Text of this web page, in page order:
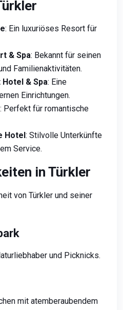
: Ein luxuriöses Resort für
& Spa: Bekannt für seinen
Familienaktivitäten.
& Spa: Eine
Einrichtungen.
: Perfekt für romantische
Hotel : Stilvolle Unterkünfte
Service.
in Türkler
von Türkler und seiner
und Picknicks.
mit atemberaubendem